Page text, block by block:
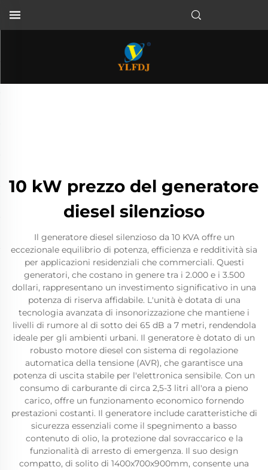
10 kW prezzo del generatore
diesel silenzioso
Il generatore diesel silenzioso da 10 KVA offre un
eccezionale equilibrio di potenza, efficienza e redditività sia
per applicazioni residenziali che commerciali. Questi
generatori, che costano in genere tra i 2.000 e i 3.500
dollari, rappresentano un investimento significativo in una
potenza di riserva affidabile. L'unità è dotata di una
tecnologia avanzata di insonorizzazione che mantiene i
livelli di rumore al di sotto dei 65 dB a 7 metri, rendendola
ideale per gli ambienti urbani. Il generatore è dotato di un
robusto motore diesel con sistema di regolazione
automatica della tensione (AVR), che garantisce una
potenza di uscita stabile per l'elettronica sensibile. Con un
consumo di carburante di circa 2,5-3 litri all'ora a pieno
carico, offre un funzionamento economico fornendo
prestazioni costanti. Il generatore include caratteristiche di
sicurezza essenziali come il spegnimento a basso
contenuto di olio, la protezione dal sovraccarico e la
funzionalità di arresto di emergenza. Il suo design
compatto, di solito di 1400x700x900mm, consente una